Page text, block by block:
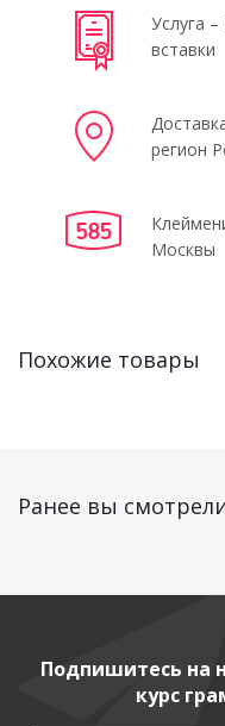
Услуга
вставки
регион
Москвы
Похожие товары
Ранее вы
Подпишитесь на
курс